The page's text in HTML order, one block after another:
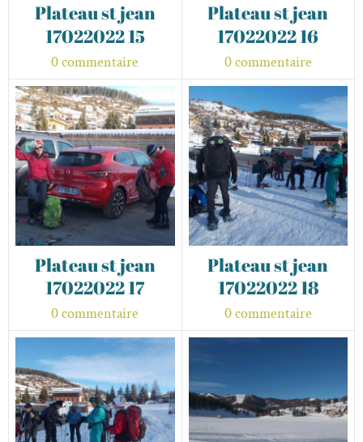
Plateau st jean
17022022 15
0 commentaire
Plateau st jean
17022022 16
0 commentaire
Plateau st jean
17022022 17
0 commentaire
Plateau st jean
17022022 18
0 commentaire